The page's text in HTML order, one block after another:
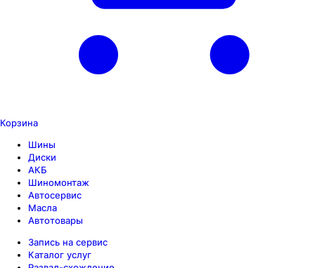
Корзина
Шины
Диски
АКБ
Шиномонтаж
Автосервис
Масла
Автотовары
Запись на сервис
Каталог услуг